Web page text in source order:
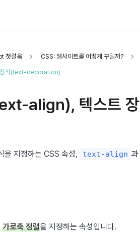
첫걸음 CSS: 웹사이트를 어떻게 꾸밀까?
장식(text-decoration)
align), 텍스트
을 지정하는 CSS 속성, text-align 과
가로축 정렬을 지정하는 속성입니다.